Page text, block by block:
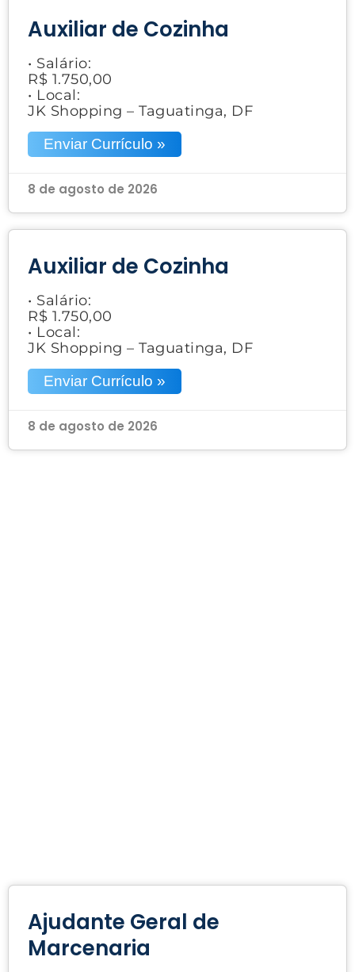
Auxiliar de Cozinha
• Salário:
R$ 1.750,00
• Local:
JK Shopping – Taguatinga, DF
Enviar Currículo »
8 de agosto de 2026
Auxiliar de Cozinha
• Salário:
R$ 1.750,00
• Local:
JK Shopping – Taguatinga, DF
Enviar Currículo »
8 de agosto de 2026
Ajudante Geral de
Marcenaria